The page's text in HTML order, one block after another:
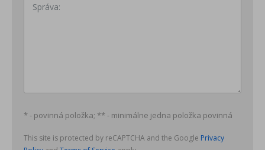
Správa:
* - povinná položka; ** - minimálne jedna položka povinná
This site is protected by reCAPTCHA and the Google Privacy